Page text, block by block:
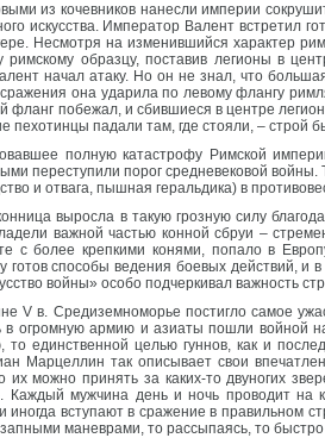
из кочевников нанесли империи
искусства. Император Валент встретил
Несмотря на изменившийся характер
римскому образцу, поставив легионы в
начал атаку. Но он не знал, что
она ударила по левому флангу
фланг побежал, и сбившиеся в центре
пехотинцы падали там, где стояли, – строй
полную катастрофу Римской
переступили порог средневековой
и отвага, пышная геральдика) в
выросла в такую грозную силу
важной частью конной сбруи –
с более крепкими конями, попало в
готов способы ведения боевых действий,
войны» особо подчеркивал важность
V в. Средиземноморье постигло самое
в огромную армию и азиаты пошли войной
то единственной целью гуннов, как и
Марцеллин так описывает свои
их можно принять за каких-то двуногих
Каждый мужчина день и ночь проводит на
иногда вступают в сражение в правильном
маневрами, то рассыпаясь, то